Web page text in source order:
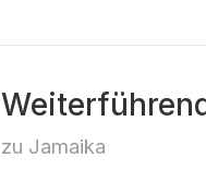
zu Jamaika